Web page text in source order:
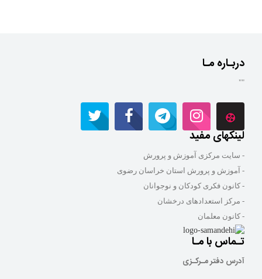
دربـاره مـا
""
لینکهای مفید
- سایت مرکزی آموزش و پرورش
- آموزش و پرورش استان خراسان رضوی
- کانون فکری کودکان و نوجوانان
- مرکز استعدادهای درخشان
- کانون معلمان
تـماس با مـا
آدرس دفتر مـرکـزی